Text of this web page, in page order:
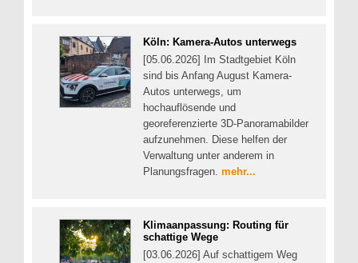
Köln: Kamera-Autos unterwegs
[05.06.2026] Im Stadtgebiet Köln
sind bis Anfang August Kamera-
Autos unterwegs, um
hochauflösende und
georeferenzierte 3D-Panoramabilder
aufzunehmen. Diese helfen der
Verwaltung unter anderem in
Planungsfragen. mehr...
Klimaanpassung: Routing für
schattige Wege
[03.06.2026] Auf schattigem Weg